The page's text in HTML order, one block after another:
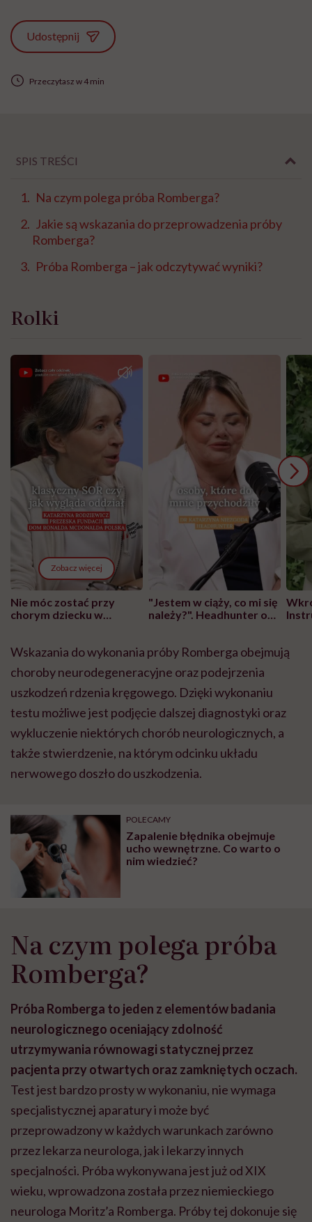
Udostępnij
Przeczytasz w 4 min
SPIS TREŚCI
Na czym polega próba Romberga?
Jakie są wskazania do przeprowadzenia próby
Romberga?
Próba Romberga – jak odczytywać wyniki?
Rolki
Zobacz więcej
Nie móc zostać przy
chorym dziecku w
może chyba tylko
głupota i brak
wyobraźni"
"Jestem w ciąży, co mi się
należy?". Headhunter o
pracy
Wskazania do wykonania próby Romberga obejmują
choroby neurodegeneracyjne oraz podejrzenia
uszkodzeń rdzenia kręgowego. Dzięki wykonaniu
testu możliwe jest podjęcie dalszej diagnostyki oraz
wykluczenie niektórych chorób neurologicznych, a
także stwierdzenie, na którym odcinku układu
nerwowego doszło do uszkodzenia.
POLECAMY
Zapalenie błędnika obejmuje
ucho wewnętrzne. Co warto o
nim wiedzieć?
Na czym polega próba
Romberga?
Próba Romberga to jeden z elementów badania
neurologicznego oceniający zdolność
utrzymywania równowagi statycznej przez
pacjenta przy otwartych oraz zamkniętych oczach.
Test jest bardzo prosty w wykonaniu, nie wymaga
specjalistycznej aparatury i może być
przeprowadzony w każdych warunkach zarówno
przez lekarza neurologa, jak i lekarzy innych
specjalności. Próba wykonywana jest już od XIX
wieku, wprowadzona została przez niemieckiego
neurologa Moritz’a Romberga. Próby tej dokonuje się